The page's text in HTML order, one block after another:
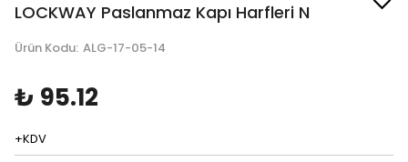
LOCKWAY Paslanmaz Kapı Harfleri N
Ürün Kodu: ALG-17-05-14
₺ 95.12
+KDV